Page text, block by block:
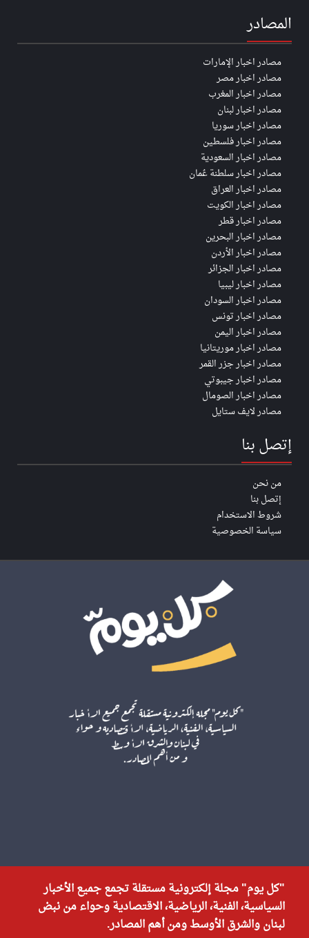
المصادر
مصادر اخبار الإمارات
مصادر اخبار مصر
مصادر اخبار المغرب
مصادر اخبار لبنان
مصادر اخبار سوريا
مصادر اخبار فلسطين
مصادر اخبار السعودية
مصادر اخبار سلطنة عُمان
مصادر اخبار العراق
مصادر اخبار الكويت
مصادر اخبار قطر
مصادر اخبار البحرين
مصادر اخبار الأردن
مصادر اخبار الجزائر
مصادر اخبار ليبيا
مصادر اخبار السودان
مصادر اخبار تونس
مصادر اخبار اليمن
مصادر اخبار موريتانيا
مصادر اخبار جزر القمر
مصادر اخبار جيبوتي
مصادر اخبار الصومال
مصادر لايف ستايل
إتصل بنا
من نحن
إتصل بنا
شروط الاستخدام
سياسة الخصوصية
"كل يوم" مجلة إلكترونية مستقلة تجمع جميع الأخبار
السياسية، الفنية، الرياضية، الاقتصادية وحواء من نبض
لبنان والشرق الأوسط ومن أهم المصادر.